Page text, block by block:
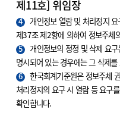
제11호] 위임장
4
개인정보 열람 및 처리정지
제37조 제2항에 의하여 정보주체
5
개인정보의 정정 및 삭제 요
명시되어 있는 경우에는 그 삭제
6
한국회계기준원은 정보주체
처리정지의 요구 시 열람 등 요구
확인합니다.